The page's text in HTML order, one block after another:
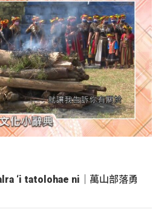
‘i tatolohae ni｜萬山部落勇